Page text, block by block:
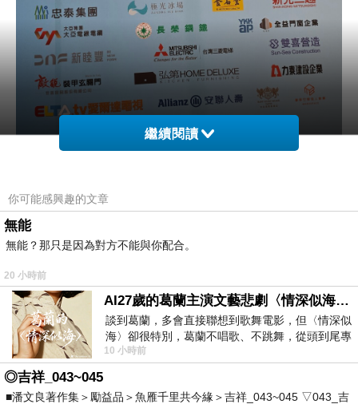
其實在家就可以看直播
好驚嚇無法看現場
趕緊冒雨衝到小巨蛋才知道玉鳳已經升成人組啦！！
繼續閱讀
你可能感興趣的文章
無能
無能？那只是因為對方不能與你配合。
20 小時前
AI27歲的葛蘭主演文藝悲劇〈情深似海〉 #戀上老電影 #葛蘭 #粟子
談到葛蘭，多會直接聯想到歌舞電影，但〈情深似
海〉卻很特別，葛蘭不唱歌、不跳舞，從頭到尾專
心演戲。拍攝期間，經常工作超過12個鐘
10 小時前
◎吉祥_043~045
■潘文良著作集＞勵益品＞魚雁千里共今緣＞吉祥_043~045 ▽043_吉